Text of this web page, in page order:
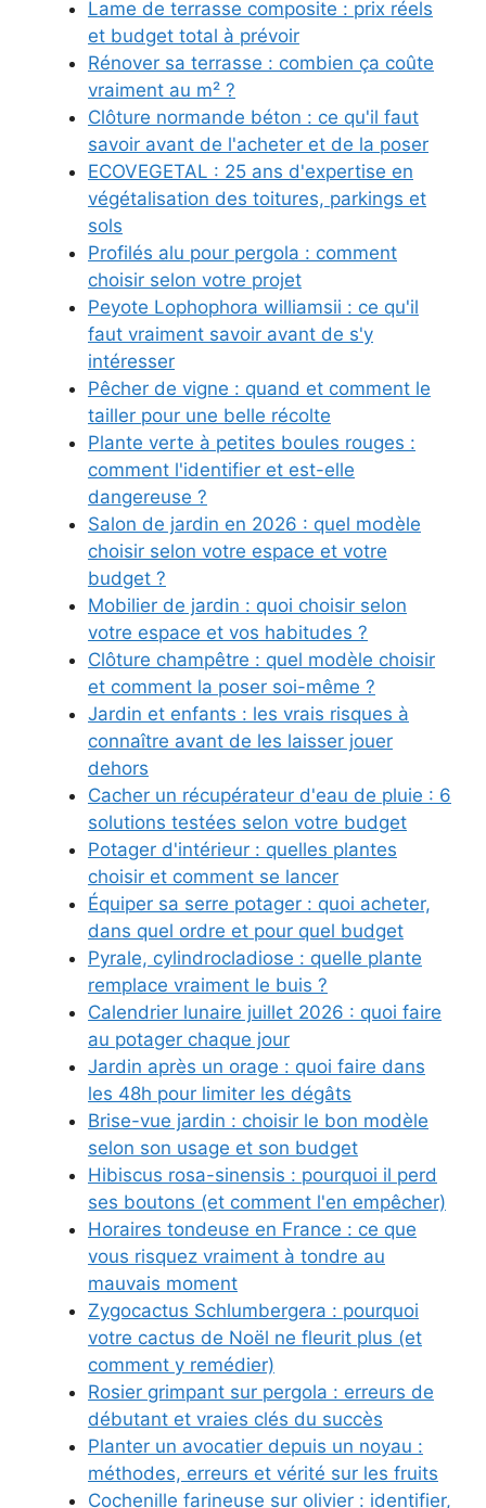
Lame de terrasse composite : prix réels
et budget total à prévoir
Rénover sa terrasse : combien ça coûte
vraiment au m² ?
Clôture normande béton : ce qu'il faut
savoir avant de l'acheter et de la poser
ECOVEGETAL : 25 ans d'expertise en
végétalisation des toitures, parkings et
sols
Profilés alu pour pergola : comment
choisir selon votre projet
Peyote Lophophora williamsii : ce qu'il
faut vraiment savoir avant de s'y
intéresser
Pêcher de vigne : quand et comment le
tailler pour une belle récolte
Plante verte à petites boules rouges :
comment l'identifier et est-elle
dangereuse ?
Salon de jardin en 2026 : quel modèle
choisir selon votre espace et votre
budget ?
Mobilier de jardin : quoi choisir selon
votre espace et vos habitudes ?
Clôture champêtre : quel modèle choisir
et comment la poser soi-même ?
Jardin et enfants : les vrais risques à
connaître avant de les laisser jouer
dehors
Cacher un récupérateur d'eau de pluie : 6
solutions testées selon votre budget
Potager d'intérieur : quelles plantes
choisir et comment se lancer
Équiper sa serre potager : quoi acheter,
dans quel ordre et pour quel budget
Pyrale, cylindrocladiose : quelle plante
remplace vraiment le buis ?
Calendrier lunaire juillet 2026 : quoi faire
au potager chaque jour
Jardin après un orage : quoi faire dans
les 48h pour limiter les dégâts
Brise-vue jardin : choisir le bon modèle
selon son usage et son budget
Hibiscus rosa-sinensis : pourquoi il perd
ses boutons (et comment l'en empêcher)
Horaires tondeuse en France : ce que
vous risquez vraiment à tondre au
mauvais moment
Zygocactus Schlumbergera : pourquoi
votre cactus de Noël ne fleurit plus (et
comment y remédier)
Rosier grimpant sur pergola : erreurs de
débutant et vraies clés du succès
Planter un avocatier depuis un noyau :
méthodes, erreurs et vérité sur les fruits
Cochenille farineuse sur olivier : identifier,